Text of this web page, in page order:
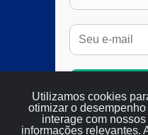
Utilizamos cookies
otimizar o
interage com
informações relevantes.